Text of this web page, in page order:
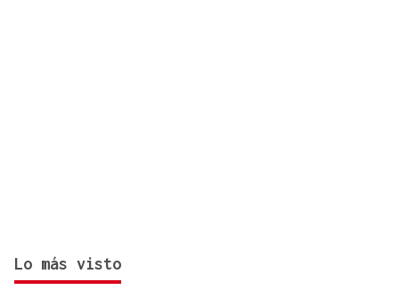
Lo más visto